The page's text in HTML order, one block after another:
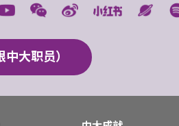
大职员）